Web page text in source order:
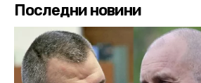
Последни новини